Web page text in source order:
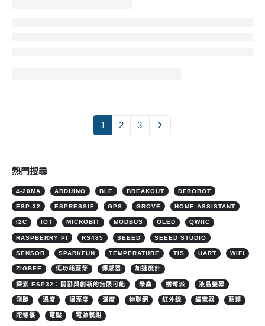
1 2 3
熱門搜尋
4-20MA ARDUINO BLE BREAKOUT DFROBOT
ESP-32 ESPRESSIF GPS GROVE HOME ASSISTANT
I2C IOT MICROBIT MODBUS OLED QWIIC
RASPBERRY PI RS485 SEEED SEEED STUDIO
SENSOR SPARKFUN TEMPERATURE TIS UART WIFI
ZIGBEE 低功耗藍芽 傳感器 加速度計
探索 ESP32：開發與創新的無限可能 樂鑫 樹莓派 液晶螢幕
測距 溫度 溫溼度 濕度 物聯網 紅外線 繼電器 藍芽
陀螺儀 電壓 電源模組